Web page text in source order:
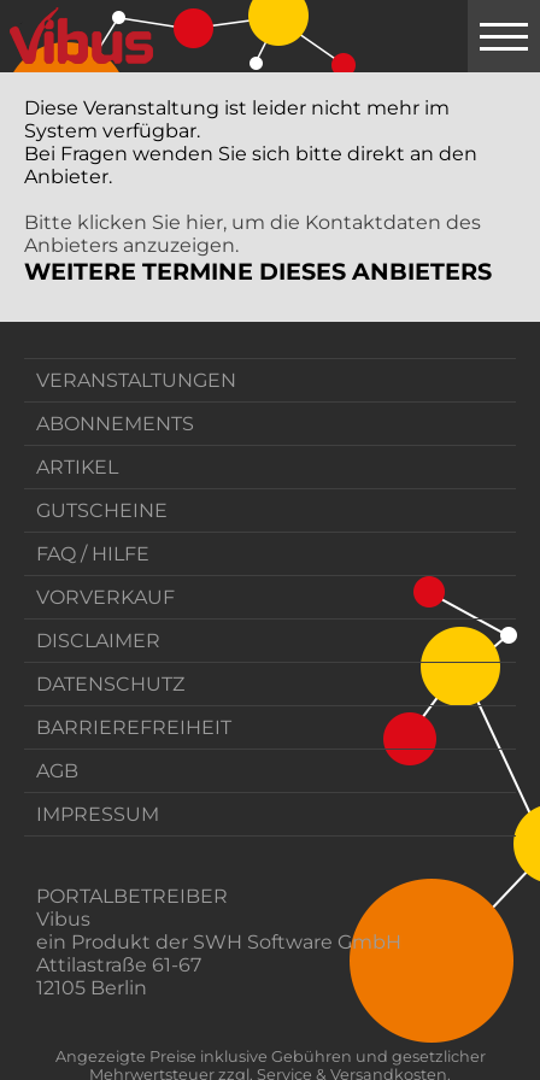
Springe
zum
Hauptinhalt
Diese Veranstaltung ist leider nicht mehr im
System verfügbar.
Bei Fragen wenden Sie sich bitte direkt an den
Anbieter.
Bitte klicken Sie hier, um die Kontaktdaten des
Anbieters anzuzeigen.
WEITERE TERMINE DIESES ANBIETERS
VERANSTALTUNGEN
ABONNEMENTS
ARTIKEL
GUTSCHEINE
FAQ / HILFE
VORVERKAUF
DISCLAIMER
DATENSCHUTZ
BARRIEREFREIHEIT
AGB
IMPRESSUM
PORTALBETREIBER
Vibus
ein Produkt der SWH Software GmbH
Attilastraße 61-67
12105 Berlin
Angezeigte Preise inklusive Gebühren und gesetzlicher
Mehrwertsteuer zzgl. Service & Versandkosten.